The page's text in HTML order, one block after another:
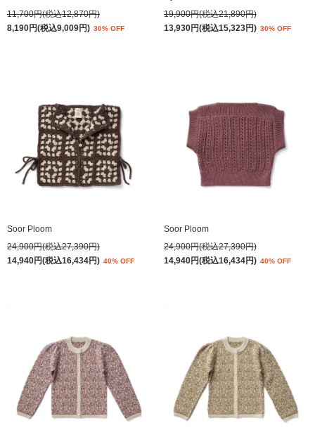
11,700円(税込12,870円)
8,190円(税込9,009円) 30% OFF
19,900円(税込21,890円)
13,930円(税込15,323円) 30% OFF
Soor Ploom
24,900円(税込27,390円)
14,940円(税込16,434円) 40% OFF
Soor Ploom
24,900円(税込27,390円)
14,940円(税込16,434円) 40% OFF